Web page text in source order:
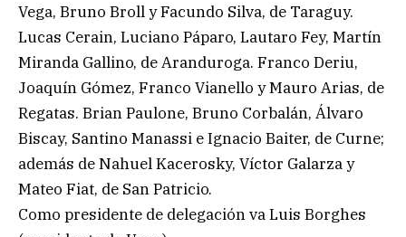
Vega, Bruno Broll y Facundo Silva, de Taraguy.
Lucas Cerain, Luciano Páparo, Lautaro Fey, Martín
Miranda Gallino, de Aranduroga. Franco Deriu,
Joaquín Gómez, Franco Vianello y Mauro Arias, de
Regatas. Brian Paulone, Bruno Corbalán, Álvaro
Biscay, Santino Manassi e Ignacio Baiter, de Curne;
además de Nahuel Kacerosky, Víctor Galarza y
Mateo Fiat, de San Patricio.
Como presidente de delegación va Luis Borghes